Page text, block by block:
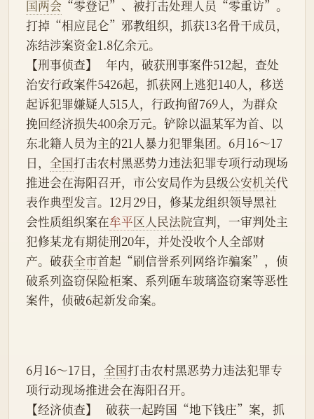
国两会 “零登记”、被打击处理人员“零重访”。
打掉“相应昆仑”邪教组织，抓获13名骨干成员，
冻结涉案资金1.8亿余元。
【刑事侦查】   年内，破获刑事案件512起，查处
治安行政案件5426起，抓获网上逃犯140人，移送
起诉犯罪嫌疑人515人，行政拘留769人，为群众
挽回经济损失400余万元。铲除以温某军为首、以
东北籍人员为主的21人暴力犯罪集团。6月16～17
日， 全国打击农村黑恶势力违法犯罪专项行动现场
推进会在海阳召开，市公安局作为县级公安机关代
表作典型发言。12月29日，修某龙组织领导黑社
会性质组织案在牟平区人民法院宣判，一审判处主
犯修某龙有期徒刑20年，并处没收个人全部财
产。破获全市首起“刷信誉系列网络诈骗案”，侦
破系列盗窃保险柜案、系列砸车玻璃盗窃案等恶性
案件，侦破6起新发命案。
6月16～17日， 全国打击农村黑恶势力违法犯罪专
项行动现场推进会在海阳召开。
【经济侦查】   破获一起跨国“地下钱庄”案，抓